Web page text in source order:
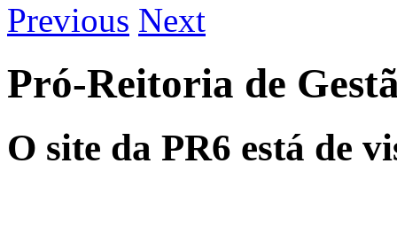
Previous Next
Pró-Reitoria de
O site da PR6 está de